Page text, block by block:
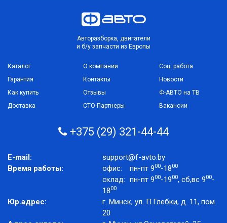
Авторазборка, двигатели
и б/у запчасти из Европы
Каталог
Гарантия
Как купить
Доставка
О компании
Контакты
Отзывы
СТО-Партнеры
Соц. работа
Новости
Ф-АВТО на ТВ
Вакансии
+375 (29) 321-44-44
E-mail:
support@f-avto.by
Время работы:
офис: пн-пт 900-1800
склад: пн-пт 900-1900, сб,вс 900-
1800
Юр.адрес:
г. Минск, ул. П.Глебки, д. 11, пом.
20